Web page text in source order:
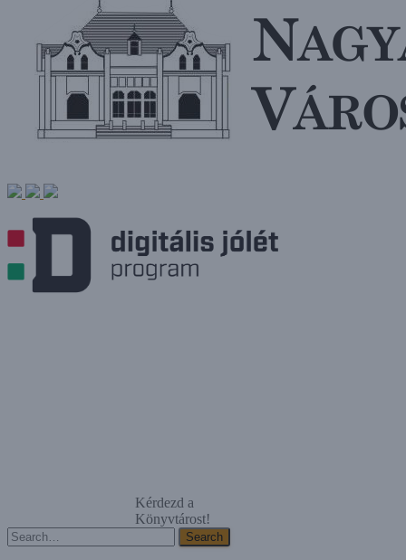
Kérdezd a
Könyvtárost!
Search
Search